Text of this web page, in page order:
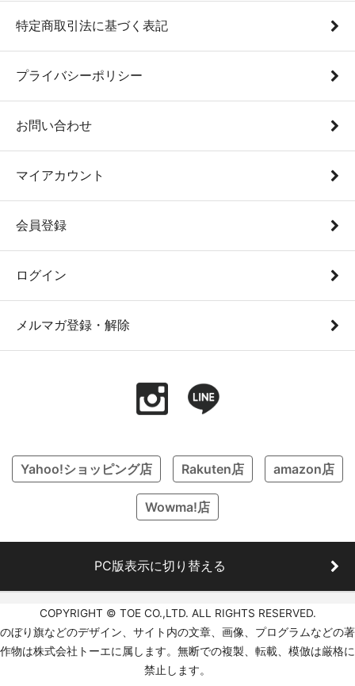
特定商取引法に基づく表記
プライバシーポリシー
お問い合わせ
マイアカウント
会員登録
ログイン
メルマガ登録・解除
Yahoo!ショッピング店 Rakuten店 amazon店
Wowma!店
PC版表示に切り替える
COPYRIGHT © TOE CO.,LTD. ALL RIGHTS RESERVED.
のぼり旗などのデザイン、サイト内の文章、画像、プログラムなどの著
作物は株式会社トーエに属します。無断での複製、転載、模倣は厳格に
禁止します。